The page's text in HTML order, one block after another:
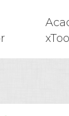
xTool